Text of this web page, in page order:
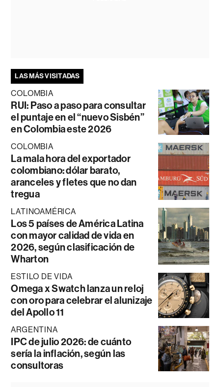
LAS MÁS VISITADAS
COLOMBIA
RUI: Paso a paso para consultar
el puntaje en el “nuevo Sisbén”
en Colombia este 2026
COLOMBIA
La mala hora del exportador
colombiano: dólar barato,
aranceles y fletes que no dan
tregua
LATINOAMÉRICA
Los 5 países de América Latina
con mayor calidad de vida en
2026, según clasificación de
Wharton
ESTILO DE VIDA
Omega x Swatch lanza un reloj
con oro para celebrar el alunizaje
del Apollo 11
ARGENTINA
IPC de julio 2026: de cuánto
sería la inflación, según las
consultoras